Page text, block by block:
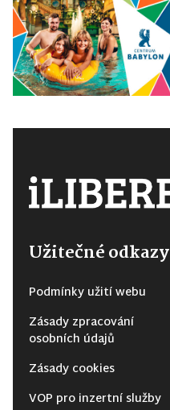
Užitečné odkazy
Podmínky užití webu
Zásady zpracování
osobních údajů
Zásady cookies
VOP pro inzertní služby